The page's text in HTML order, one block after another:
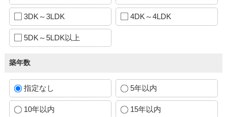
3DK～3LDK 4DK～4LDK
5DK～5LDK以上
築年数
指定なし 5年以内
10年以内 15年以内